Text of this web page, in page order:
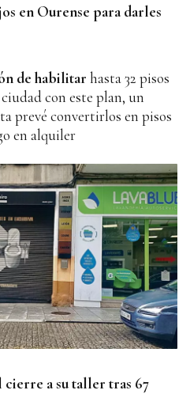
en Ourense para darles
de habilitar hasta 32 pisos
con este plan, un
prevé convertirlos en pisos
en alquiler
a su taller tras 67